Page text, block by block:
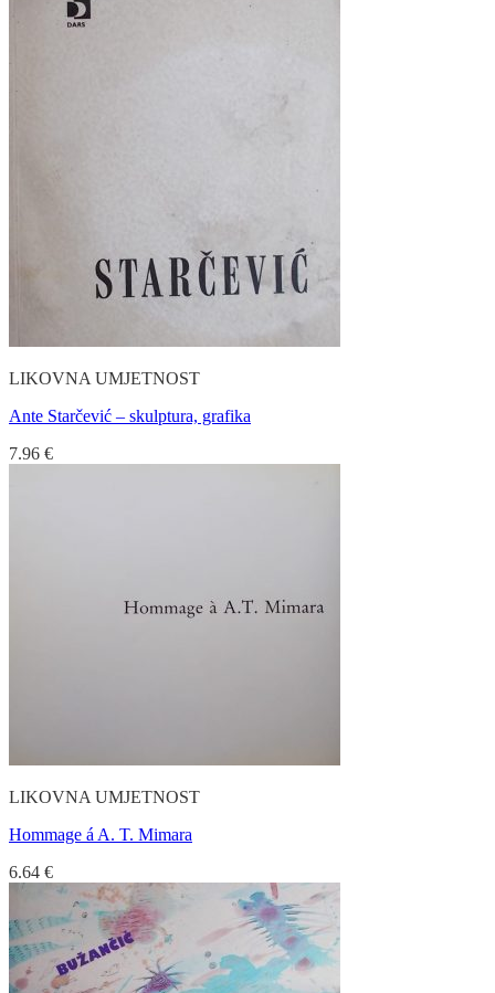
LIKOVNA UMJETNOST
Ante Starčević – skulptura, grafika
7.96 €
LIKOVNA UMJETNOST
Hommage á A. T. Mimara
6.64 €